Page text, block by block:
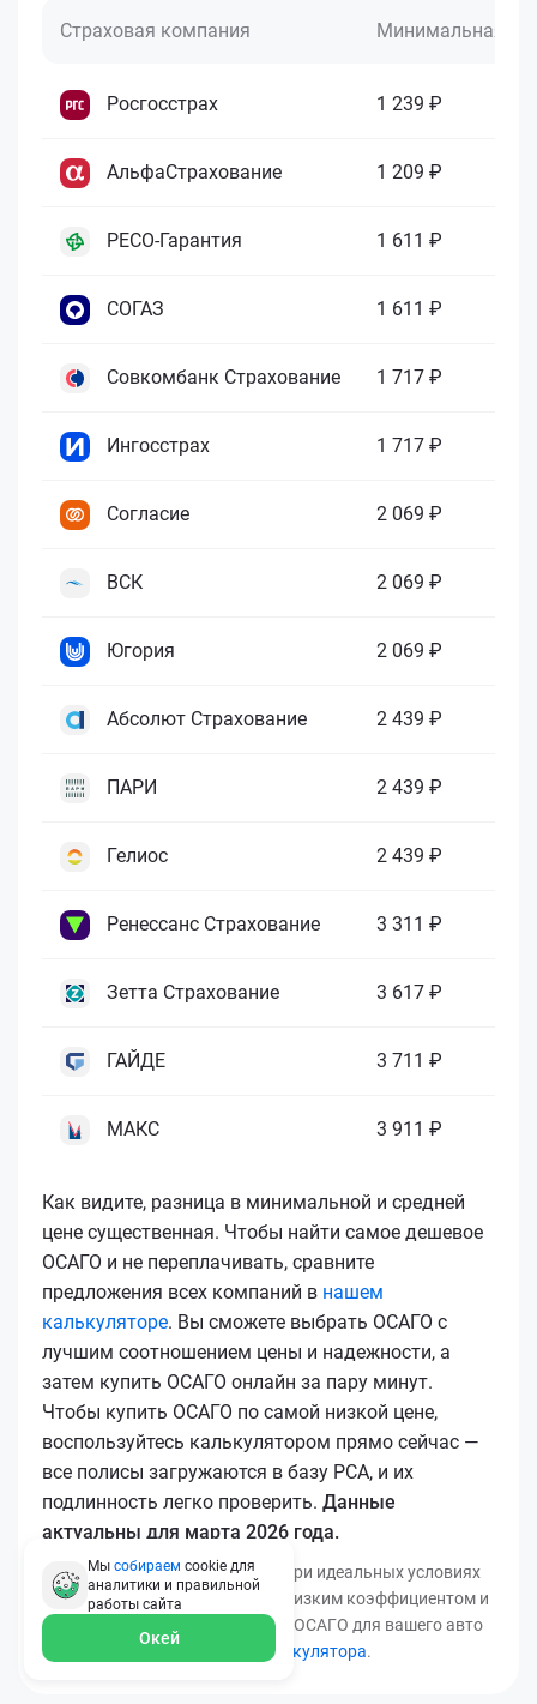
Страховая компания Минимальная
Росгосстрах 1 239 ₽
АльфаСтрахование 1 209 ₽
РЕСО-Гарантия 1 611 ₽
СОГАЗ 1 611 ₽
Совкомбанк Страхование 1 717 ₽
Ингосстрах 1 717 ₽
Согласие 2 069 ₽
ВСК 2 069 ₽
Югория 2 069 ₽
Абсолют Страхование 2 439 ₽
ПАРИ 2 439 ₽
Гелиос 2 439 ₽
Ренессанс Страхование 3 311 ₽
Зетта Страхование 3 617 ₽
ГАЙДЕ 3 711 ₽
МАКС 3 911 ₽
Как видите, разница в минимальной и средней
цене существенная. Чтобы найти самое дешевое
ОСАГО и не переплачивать, сравните
предложения всех компаний в нашем
калькуляторе. Вы сможете выбрать ОСАГО с
лучшим соотношением цены и надежности, а
затем купить ОСАГО онлайн за пару минут.
Чтобы купить ОСАГО по самой низкой цене,
воспользуйтесь калькулятором прямо сейчас —
все полисы загружаются в базу РСА, и их
подлинность легко проверить. Данные
актуальны для марта 2026 года.
*Минимальная цена получена при идеальных условиях
(безаварийный стаж, регион с низким коэффициентом и
т.д.). Узнать точную стоимость ОСАГО для вашего авто
можно с помощью
нашего калькулятора.
Мы собираем cookie для
аналитики и правильной
работы сайта
Окей